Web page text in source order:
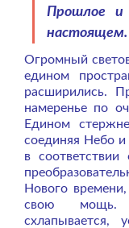
Прошлое и
настоящем.
Огромный
едином
расширились.
намеренье по
Едином
соединяя Небо и
в
Нового
свою мощь.
схлапывается,